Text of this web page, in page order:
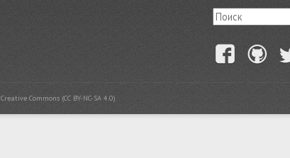
Creative Commons (CC BY-NC-SA 4.0)